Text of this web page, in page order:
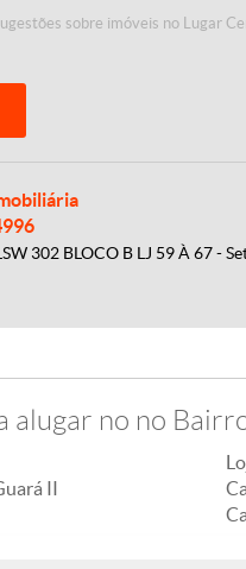
sobre imóveis no Lugar
302 BLOCO B LJ 59 À 67 -
alugar no no
II